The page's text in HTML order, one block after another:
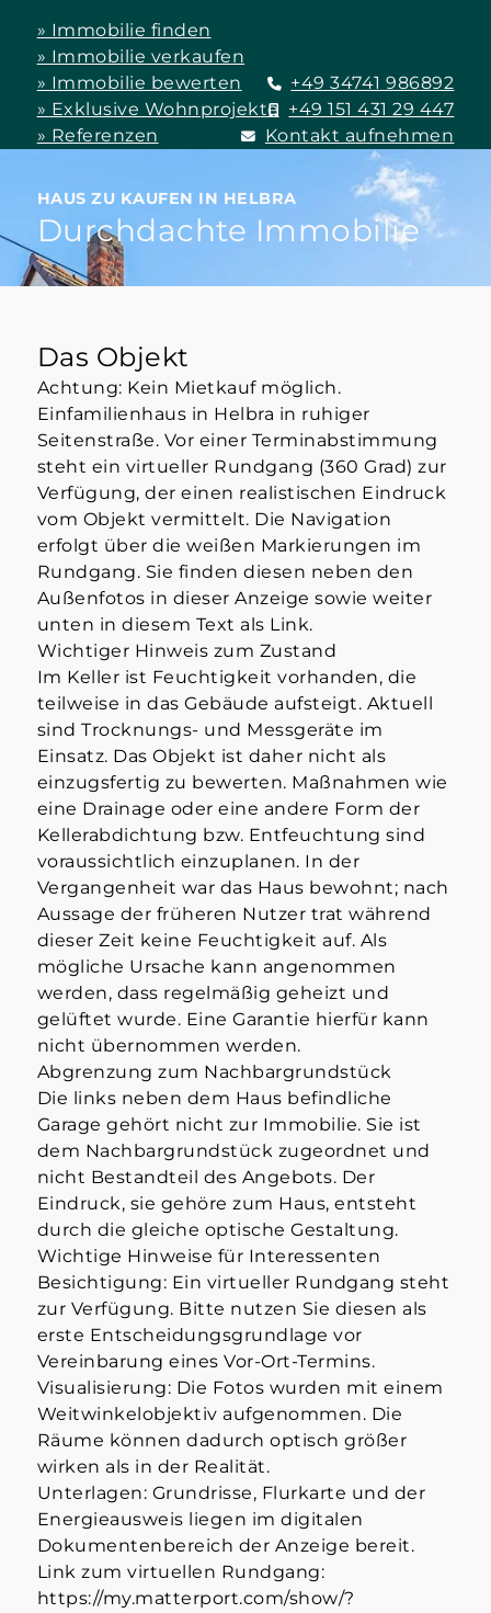
» Immobilie finden
» Immobilie verkaufen
» Immobilie bewerten
» Exklusive Wohnprojekte
» Referenzen
+49 34741 986892
+49 151 431 29 447
Kontakt aufnehmen
HAUS ZU KAUFEN IN HELBRA
Durchdachte Immobilie
Das Objekt
Achtung: Kein Mietkauf möglich.
Einfamilienhaus in Helbra in ruhiger
Seitenstraße. Vor einer Terminabstimmung
steht ein virtueller Rundgang (360 Grad) zur
Verfügung, der einen realistischen Eindruck
vom Objekt vermittelt. Die Navigation
erfolgt über die weißen Markierungen im
Rundgang. Sie finden diesen neben den
Außenfotos in dieser Anzeige sowie weiter
unten in diesem Text als Link.
Wichtiger Hinweis zum Zustand
Im Keller ist Feuchtigkeit vorhanden, die
teilweise in das Gebäude aufsteigt. Aktuell
sind Trocknungs- und Messgeräte im
Einsatz. Das Objekt ist daher nicht als
einzugsfertig zu bewerten. Maßnahmen wie
eine Drainage oder eine andere Form der
Kellerabdichtung bzw. Entfeuchtung sind
voraussichtlich einzuplanen. In der
Vergangenheit war das Haus bewohnt; nach
Aussage der früheren Nutzer trat während
dieser Zeit keine Feuchtigkeit auf. Als
mögliche Ursache kann angenommen
werden, dass regelmäßig geheizt und
gelüftet wurde. Eine Garantie hierfür kann
nicht übernommen werden.
Abgrenzung zum Nachbargrundstück
Die links neben dem Haus befindliche
Garage gehört nicht zur Immobilie. Sie ist
dem Nachbargrundstück zugeordnet und
nicht Bestandteil des Angebots. Der
Eindruck, sie gehöre zum Haus, entsteht
durch die gleiche optische Gestaltung.
Wichtige Hinweise für Interessenten
Besichtigung: Ein virtueller Rundgang steht
zur Verfügung. Bitte nutzen Sie diesen als
erste Entscheidungsgrundlage vor
Vereinbarung eines Vor-Ort-Termins.
Visualisierung: Die Fotos wurden mit einem
Weitwinkelobjektiv aufgenommen. Die
Räume können dadurch optisch größer
wirken als in der Realität.
Unterlagen: Grundrisse, Flurkarte und der
Energieausweis liegen im digitalen
Dokumentenbereich der Anzeige bereit.
Link zum virtuellen Rundgang:
https://my.matterport.com/show/?